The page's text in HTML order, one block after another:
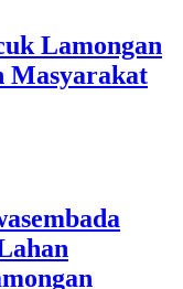
Lamongan
Masyarakat